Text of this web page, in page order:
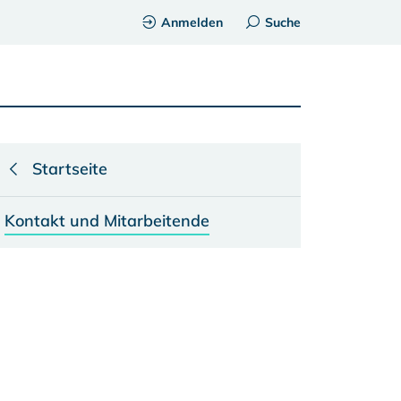
Anmelden Suche
Startseite
Kontakt und Mitarbeitende